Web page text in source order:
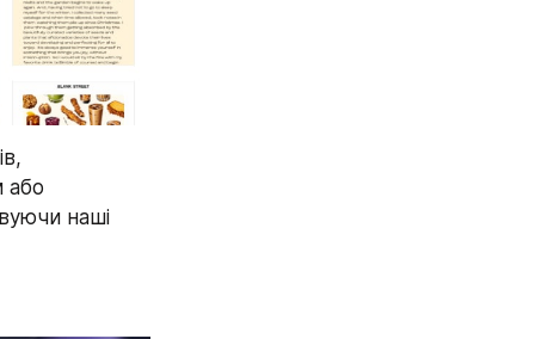
або
наші